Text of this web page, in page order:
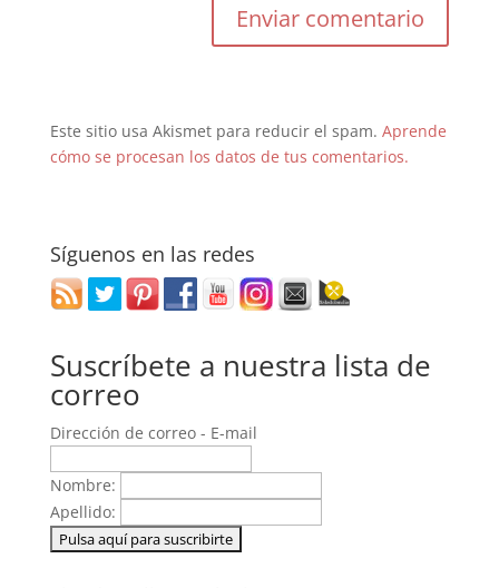
Este sitio usa Akismet para reducir el spam. Aprende
cómo se procesan los datos de tus comentarios.
Síguenos en las redes
Suscríbete a nuestra lista de
correo
Dirección de correo - E-mail
Nombre:
Apellido: